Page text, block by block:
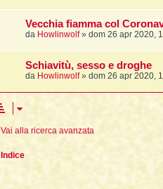
Vecchia fiamma col
da Howlinwolf» dom 26 apr 2020,
Schiavitù, sesso e droghe
da Howlinwolf» dom 26 apr 2020,
Vai alla ricerca avanzata
Indice